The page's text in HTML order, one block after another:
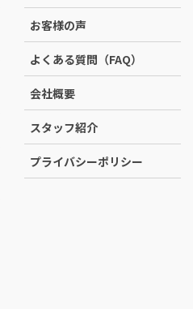
お客様の声
よくある質問（FAQ）
会社概要
スタッフ紹介
プライバシーポリシー